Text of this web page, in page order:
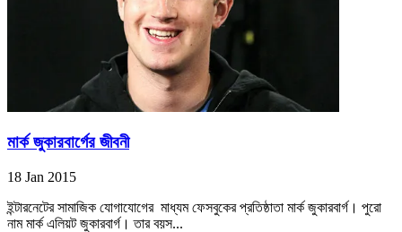
মার্ক জুকারবার্গের জীবনী
18 Jan 2015
ইন্টারনেটের সামাজিক যোগাযোগের মাধ্যম ফেসবুকের প্রতিষ্ঠাতা মার্ক জুকারবার্গ। পুরো
নাম মার্ক এলিয়ট জুকারবার্গ। তার বয়স...